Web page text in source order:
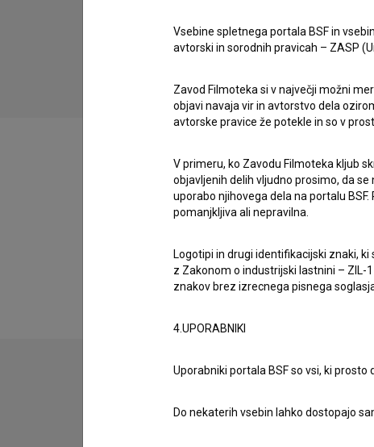
Baby Boom (2016)
drama
Filmografija (1)
Razširjeni podatki
Vsebine spletnega portala BSF in
avtorski in sorodnih pravicah – ZASP
Zavod Filmoteka si v največji možni
objavi navaja vir in avtorstvo dela
avtorske pravice že potekle in so v
V primeru, ko Zavodu Filmoteka kljub
objavljenih delih vljudno prosimo, da
uporabo njihovega dela na portalu
pomanjkljiva ali nepravilna.
Logotipi in drugi identifikacijski znaki,
z Zakonom o industrijski lastnini – ZIL-
znakov brez izrecnega pisnega
4.UPORABNIKI
Uporabniki portala BSF so vsi, ki prosto
Do nekaterih vsebin lahko dostopajo